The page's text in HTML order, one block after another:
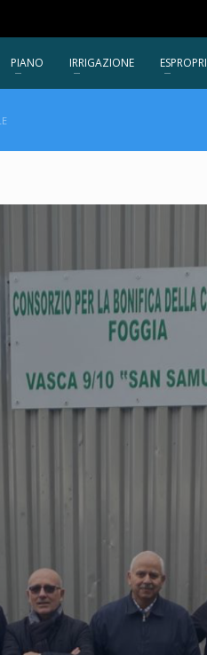
PIANO IRRIGAZIONE ESPROPRI